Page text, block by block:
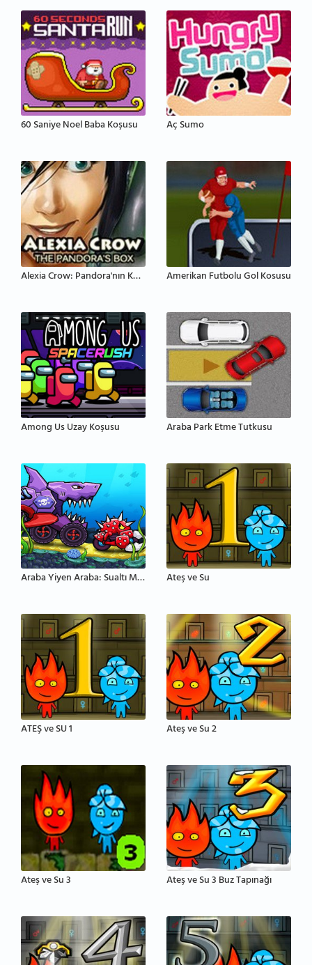
60 Saniye Noel Baba Koşusu Aç Sumo
Alexia Crow: Pandora'nın Kutusu Amerikan Futbolu Gol Kosusu
Among Us Uzay Koşusu Araba Park Etme Tutkusu
Araba Yiyen Araba: Sualtı Macerası Ateş ve Su
ATEŞ ve SU 1 Ateş ve Su 2
Ateş ve Su 3 Ateş ve Su 3 Buz Tapınağı